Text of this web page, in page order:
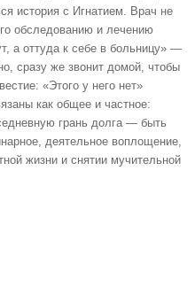
история с Игнатием. Врач не
обследованию и лечению
а оттуда к себе в больницу» —
сразу же звонит домой, чтобы
«Этого у него нет»
как общее и частное:
грань долга — быть
деятельное воплощение,
жизни и снятии мучительной